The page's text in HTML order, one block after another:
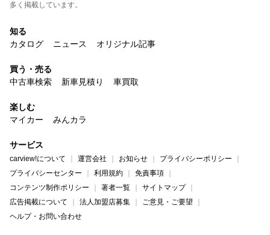
多く掲載しています。
知る
カタログ
ニュース オリジナル記事
買う・売る
中古車検索
新車見積り 車買取
楽しむ
マイカー
みんカラ
サービス
carview!について 運営会社 お知らせ
プライバシーポリシー
プライバシーセンター
利用規約
免責事項
コンテンツ制作ポリシー
著者一覧
サイトマップ
広告掲載について
法人加盟店募集
ご意見・ご要望
ヘルプ・お問い合わせ